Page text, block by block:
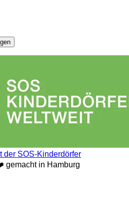
der SOS-Kinderdörfer
gemacht in Hamburg